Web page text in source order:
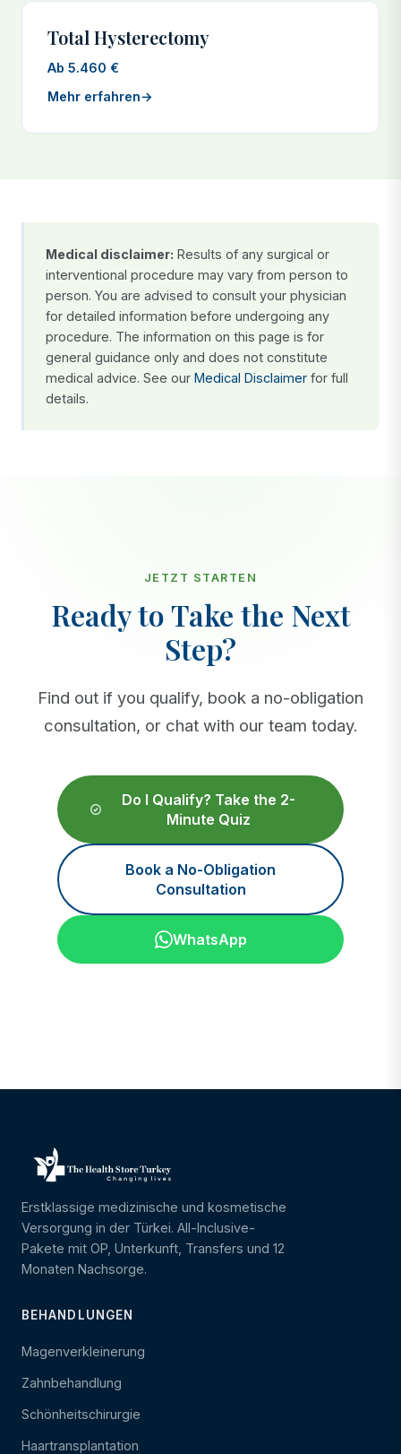
Total Hysterectomy
Ab 5.460 €
Mehr erfahren→
Medical disclaimer: Results of any surgical or
interventional procedure may vary from person to
person. You are advised to consult your physician
for detailed information before undergoing any
procedure. The information on this page is for
general guidance only and does not constitute
medical advice. See our Medical Disclaimer for full
details.
JETZT STARTEN
Ready to Take the Next
Step?
Find out if you qualify, book a no-obligation
consultation, or chat with our team today.
Do I Qualify? Take the 2-
Minute Quiz
Book a No-Obligation
Consultation
WhatsApp
Erstklassige medizinische und kosmetische
Versorgung in der Türkei. All-Inclusive-
Pakete mit OP, Unterkunft, Transfers und 12
Monaten Nachsorge.
BEHANDLUNGEN
Magenverkleinerung
Zahnbehandlung
Schönheitschirurgie
Haartransplantation